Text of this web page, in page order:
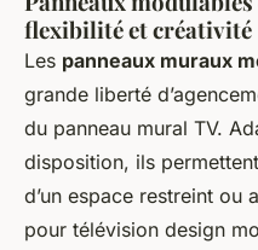
flexibilité et créativité
Les panneaux muraux
grande liberté
du panneau mural TV.
disposition, ils
d’un espace restreint ou
pour télévision design